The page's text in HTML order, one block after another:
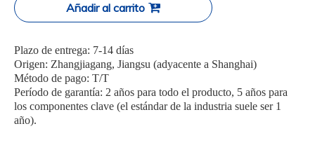
Añadir al carrito
Plazo de entrega: 7-14 días
Origen: Zhangjiagang, Jiangsu (adyacente a Shanghai)
Método de pago: T/T
Período de garantía: 2 años para todo el producto, 5 años para
los componentes clave (el estándar de la industria suele ser 1
año).